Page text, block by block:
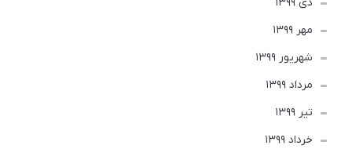
مهر 1399
شهریور 1399
مرداد 1399
تير 1399
خرداد 1399